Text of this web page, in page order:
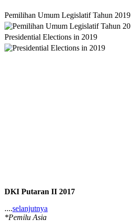
Pemilihan Umum Legislatif Tahun 2019
Presidential Elections in 2019
DKI Putaran II 2017
....selanjutnya
*Pemilu Asia